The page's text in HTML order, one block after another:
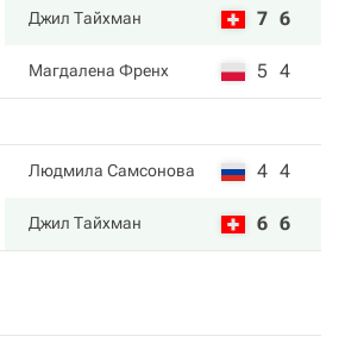
Джил Тайхман 7 6
Магдалена Френх 5 4
Людмила Самсонова 4 4
Джил Тайхман 6 6